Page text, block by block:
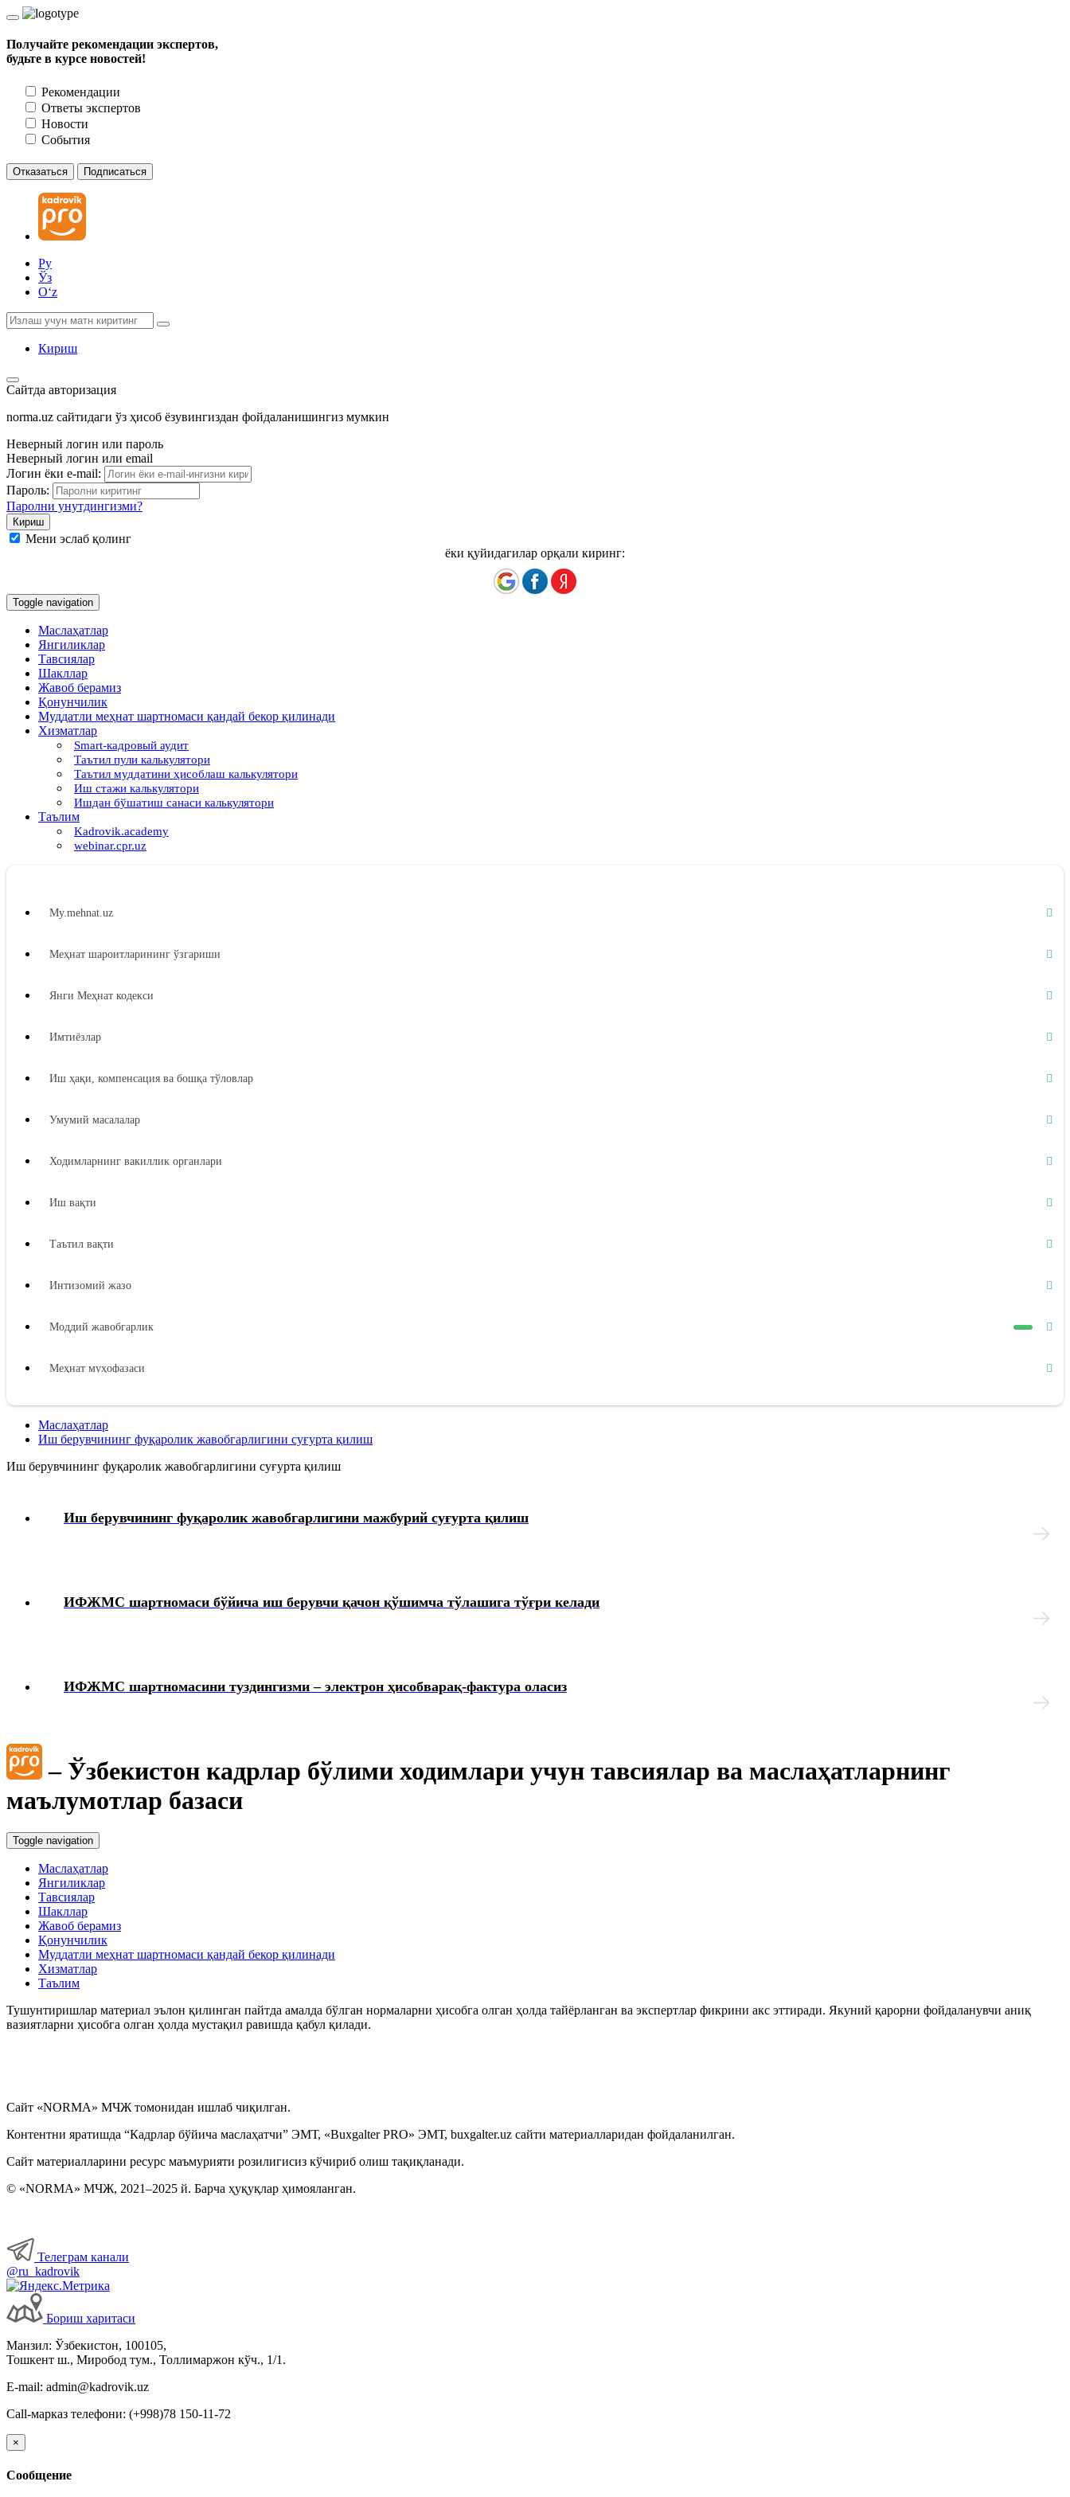
Получайте рекомендации экспертов,
будьте в курсе новостей!
Рекомендации
Ответы экспертов
Новости
События
Отказаться Подписаться
Ру
Ўз
Oʻz
Кириш
Сайтда авторизация
norma.uz сайтидаги ўз ҳисоб ёзувингиздан фойдаланишингиз мумкин
Неверный логин или пароль
Неверный логин или email
Логин ёки e-mail:
Пароль:
Паролни унутдингизми?
Мени эслаб қолинг
ёки қуйидагилар орқали киринг:
Toggle navigation
Маслаҳатлар
Янгиликлар
Тавсиялар
Шакллар
Жавоб берамиз
Қонунчилик
Муддатли меҳнат шартномаси қандай бекор қилинади
Хизматлар
Smart-кадровый аудит
Таътил пули калькулятори
Таътил муддатини ҳисоблаш калькулятори
Иш стажи калькулятори
Ишдан бўшатиш санаси калькулятори
Таълим
Kadrovik.academy
webinar.cpr.uz
My.mehnat.uz
Меҳнат шароитларининг ўзгариши
Янги Меҳнат кодекси
Имтиёзлар
Иш ҳақи, компенсация ва бошқа тўловлар
Умумий масалалар
Ходимларнинг вакиллик органлари
Иш вақти
Таътил вақти
Интизомий жазо
Моддий жавобгарлик
Меҳнат муҳофазаси
Ижтимоий таъминот
Иш ҳақидан ушлаб қолиш ва ажратмалар
Карантин
Меҳнат дафтарчаси
Меҳнат низолари
Якка тартибдаги тадбиркор
ЯММТ
Маслаҳатлар
Иш берувчининг фуқаролик жавобгарлигини суғурта қилиш
Иш берувчининг фуқаролик жавобгарлигини суғурта қилиш
Иш берувчининг фуқаролик жавобгарлигини мажбурий суғурта қилиш
ИФЖМС шартномаси бўйича иш берувчи қачон қўшимча тўлашига тўғри келади
ИФЖМС шартномасини туздингизми – электрон ҳисобварақ-фактура оласиз
– Ўзбекистон кадрлар бўлими ходимлари учун тавсиялар ва маслаҳатларнинг
маълумотлар базаси
Toggle navigation
Маслаҳатлар
Янгиликлар
Тавсиялар
Шакллар
Жавоб берамиз
Қонунчилик
Муддатли меҳнат шартномаси қандай бекор қилинади
Хизматлар
Таълим
Тушунтиришлар материал эълон қилинган пайтда амалда бўлган нормаларни ҳисобга олган ҳолда тайёрланган ва экспертлар фикрини акс эттиради. Якуний қарорни фойдаланувчи аниқ
вазиятларни ҳисобга олган ҳолда мустақил равишда қабул қилади.
Сайт «NORMA» МЧЖ томонидан ишлаб чиқилган.
Контентни яратишда “Кадрлар бўйича маслаҳатчи” ЭМТ, «Buxgalter PRO» ЭМТ, buxgalter.uz сайти материалларидан фойдаланилган.
Сайт материалларини ресурс маъмурияти розилигисиз кўчириб олиш тақиқланади.
© «NORMA» МЧЖ, 2021–2025 й. Барча ҳуқуқлар ҳимояланган.
Телеграм канали
@ru_kadrovik
Бориш харитаси
Манзил: Ўзбекистон, 100105,
Тошкент ш., Миробод тум., Толлимаржон кўч., 1/1.
E-mail: admin@kadrovik.uz
Call-марказ телефони: (+998)78 150-11-72
×
Сообщение